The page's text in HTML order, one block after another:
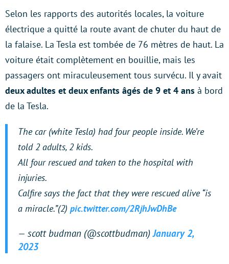
Selon les rapports des autorités locales, la voiture
électrique a quitté la route avant de chuter du haut de
la falaise. La Tesla est tombée de 76 mètres de haut. La
voiture était complètement en bouillie, mais les
passagers ont miraculeusement tous survécu. Il y avait
deux adultes et deux enfants âgés de 9 et 4 ans à bord
de la Tesla.
The car (white Tesla) had four people inside. We’re
told 2 adults, 2 kids.
All four rescued and taken to the hospital with
injuries.
Calfire says the fact that they were rescued alive “is
a miracle.”(2) pic.twitter.com/2RjhJwDhBe
— scott budman (@scottbudman)January 2,
2023